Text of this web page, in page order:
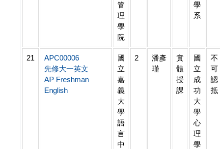
管
理
學
院
學
系
21
APC00006
先修大一英文
AP Freshman
English
國
立
嘉
義
大
學
語
言
中
2
潘彥
瑾
實
體
授
課
國
立
成
功
大
學
心
理
學
不
可
認
抵